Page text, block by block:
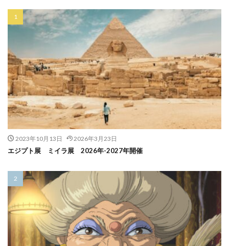
2023年10月13日 2026年3月23日
エジプト展 ミイラ展 2026年-2027年開催